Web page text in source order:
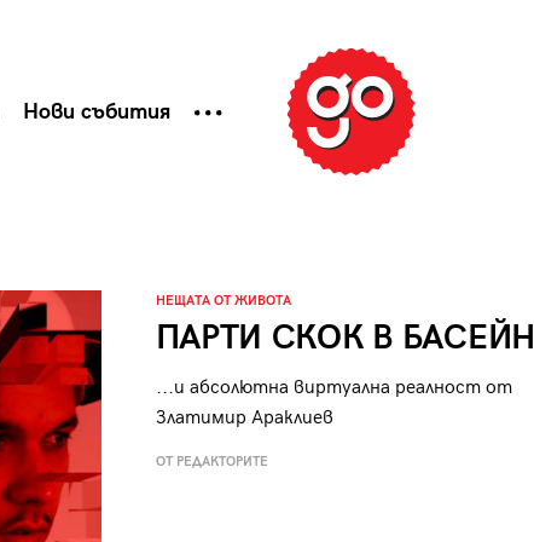
Нови събития
НЕЩАТА ОТ ЖИВОТА
ПАРТИ СКОК В БАСЕЙН
...и абсолютна виртуална реалност от
Златимир Араклиев
ОТ РЕДАКТОРИТЕ